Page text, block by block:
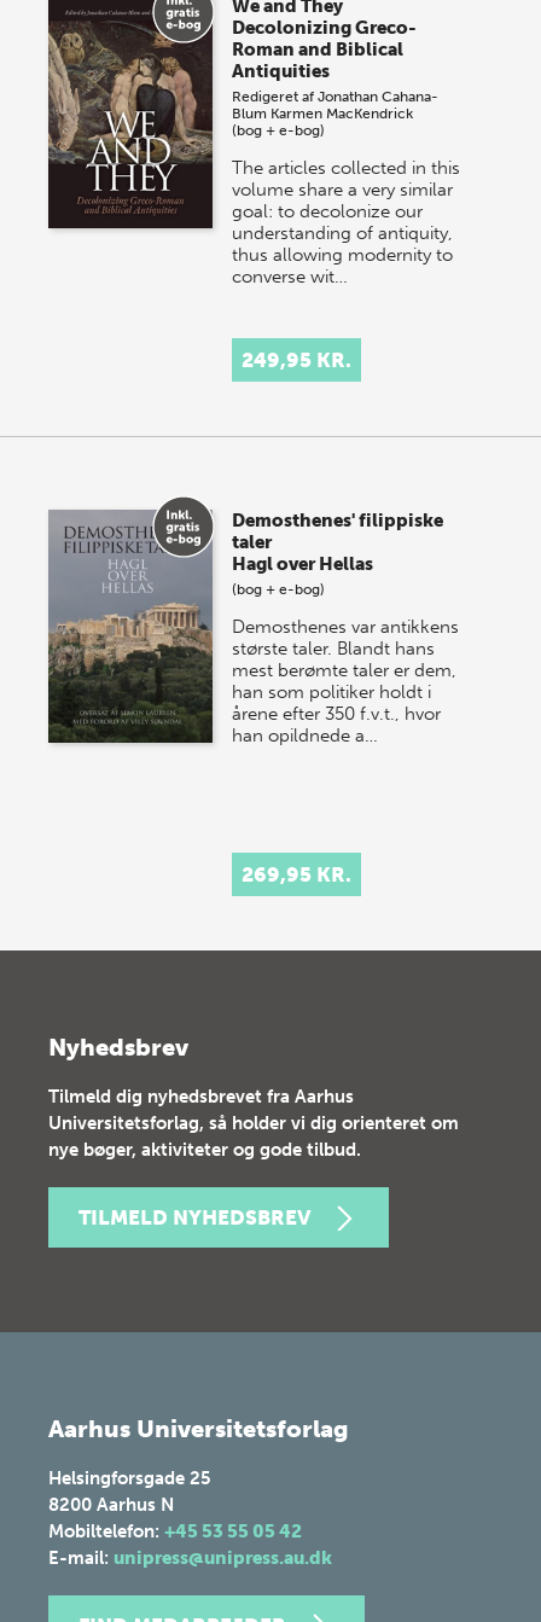
We and They
Decolonizing Greco-
Roman and Biblical
Antiquities
Redigeret afJonathan Cahana-
Blum Karmen MacKendrick
(bog + e-bog)
The articles collected in this
volume share a very similar
goal: to decolonize our
understanding of antiquity,
thus allowing modernity to
converse wit…
249,95 KR.
Demosthenes' filippiske
taler
Hagl over Hellas
(bog + e-bog)
Demosthenes var antikkens
største taler. Blandt hans
mest berømte taler er dem,
han som politiker holdt i
årene efter 350 f.v.t., hvor
han opildnede a…
269,95 KR.
Nyhedsbrev
Tilmeld dig nyhedsbrevet fra Aarhus
Universitetsforlag, så holder vi dig orienteret om
nye bøger, aktiviteter og gode tilbud.
TILMELD NYHEDSBREV
Aarhus Universitetsforlag
Helsingforsgade 25
8200 Aarhus N
Mobiltelefon: +45 53 55 05 42
E-mail: unipress@unipress.au.dk